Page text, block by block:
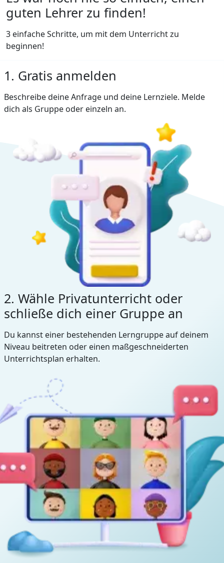
guten Lehrer zu finden!
3 einfache Schritte, um mit dem Unterricht zu
beginnen!
1. Gratis anmelden
Beschreibe deine Anfrage und deine Lernziele. Melde
dich als Gruppe oder einzeln an.
2. Wähle Privatunterricht oder
schließe dich einer Gruppe an
Du kannst einer bestehenden Lerngruppe auf deinem
Niveau beitreten oder einen maßgeschneiderten
Unterrichtsplan erhalten.